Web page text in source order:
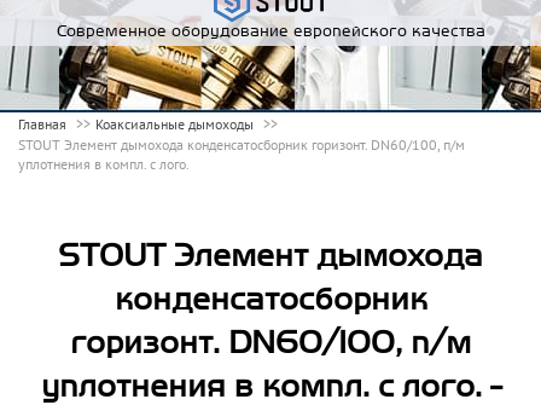
Современное оборудование европейского качества
Главная
Коаксиальные дымоходы
STOUT Элемент дымохода конденсатосборник горизонт. DN60/100, п/м
уплотнения в компл. с лого.
STOUT Элемент дымохода
конденсатосборник
горизонт. DN60/100, п/м
уплотнения в компл. с лого. -